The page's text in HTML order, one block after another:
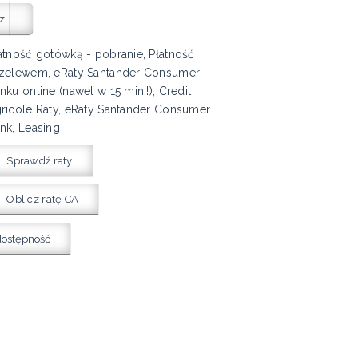
gotówką - pobranie, Płatność
eRaty Santander Consumer
online (nawet w 15 min.!), Credit
Raty, eRaty Santander Consumer
Leasing
Sprawdź raty
Oblicz ratę CA